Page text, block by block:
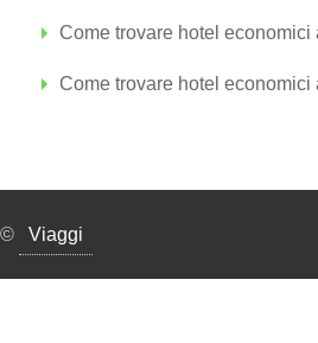
Come trovare hotel economici
Come trovare hotel economici
© Viaggi